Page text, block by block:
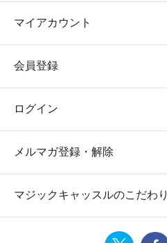
マイアカウント
会員登録
ログイン
メルマガ登録・解除
マジックキャッスルのこだわり